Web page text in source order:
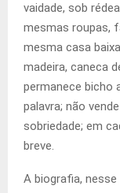
vaidade, sob
mesmas roupas,
mesma casa
madeira, caneca
permanece bicho
palavra; não
sobriedade; em
breve.
A biografia, nesse